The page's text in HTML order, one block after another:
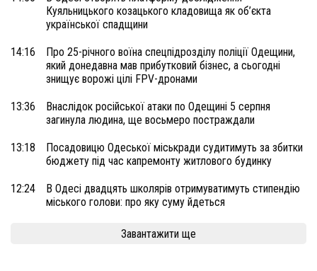
Куяльницького козацького кладовища як об’єкта
української спадщини
14:16
Про 25-річного воїна спецпідрозділу поліції Одещини,
який донедавна мав прибутковий бізнес, а сьогодні
знищує ворожі цілі FPV-дронами
13:36
Внаслідок російської атаки по Одещині 5 серпня
загинула людина, ще восьмеро постраждали
13:18
Посадовицю Одеської міськради судитимуть за збитки
бюджету під час капремонту житлового будинку
12:24
В Одесі двадцять школярів отримуватимуть стипендію
міського голови: про яку суму йдеться
Завантажити ще